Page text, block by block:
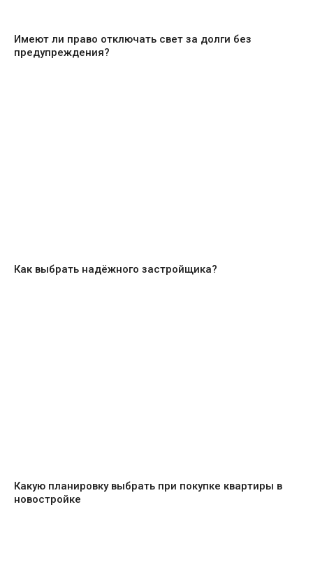
Имеют ли право отключать свет за долги без
предупреждения?
Как выбрать надёжного застройщика?
Какую планировку выбрать при покупке квартиры в
новостройке